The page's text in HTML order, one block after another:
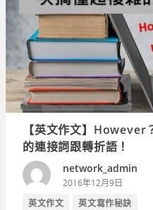
【英文作文】
的連接詞跟轉折語！
network_admin
2016年12月9日
英文作文
英文寫作秘訣